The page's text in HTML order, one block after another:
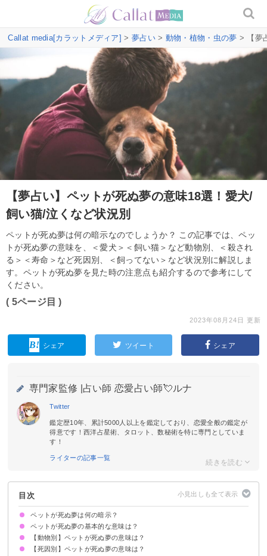
Callat media[カラットメディア] > 夢占い> 動物・植物・虫の夢 > 【夢
【夢占い】ペットが死ぬ夢の意味18選！愛犬/
飼い猫/泣くなど状況別
ペットが死ぬ夢は何の暗示なのでしょうか？ この記事では、ペッ
トが死ぬ夢の意味を、＜愛犬＞＜飼い猫＞など動物別、＜殺され
る＞＜寿命＞など死因別、＜飼ってない＞など状況別に解説しま
す。ペットが死ぬ夢を見た時の注意点も紹介するので参考にして
ください。
( 5ページ目 )
2023年08月24日 更新
シェア ツイート シェア
専門家監修 | 占い師 恋愛占い師💘ルナ
Twitter
鑑定歴10年、累計5000人以上を鑑定しており、恋愛全般の鑑定が
得意です！西洋占星術、タロット、数秘術を特に専門としていま
す！
ライターの記事一覧
目次
ペットが死ぬ夢は何の暗示？
ペットが死ぬ夢の基本的な意味は？
幸運の予兆
状況によって意味が決まる
【動物別】ペットが死ぬ夢の意味は？
愛犬が死ぬ夢【吉夢】
飼い猫が死ぬ夢【警告夢】
ペットのうさぎが死ぬ夢【逆夢】
ペットの鳥が死ぬ夢【警告夢】
ペットのハムスターが死ぬ夢【凶夢】
ペットのインコが死ぬ夢【吉夢・警告夢】
【死因別】ペットが死ぬ夢の意味は？